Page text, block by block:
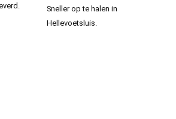
Sneller op te halen in
Hellevoetsluis.